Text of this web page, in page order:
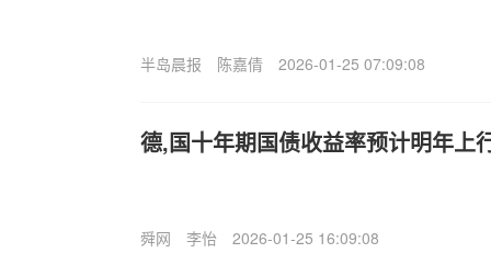
半岛晨报 陈嘉倩 2026-01-25 07:09:08
德,国十年期国债收益率预计明年上
舜网 李怡 2026-01-25 16:09:08